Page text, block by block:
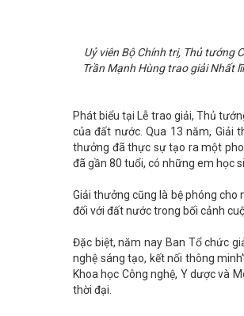
Uỷ viên Bộ Chính trị, Thủ tướng
Trần Mạnh Hùng trao giải Nhất
Phát biểu tại Lễ trao giải, Thủ
của đất nước. Qua 13 năm, Giải
thưởng đã thực sự tạo ra một
đã gần 80 tuổi, có những em học
Giải thưởng cũng là bệ phóng cho
đối với đất nước trong bối cảnh
Đặc biệt, năm nay Ban Tổ chức
nghệ sáng tạo, kết nối thông
Khoa học Công nghệ, Y dược và
thời đại.